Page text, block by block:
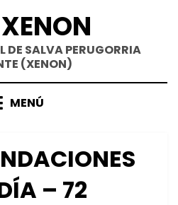
DE SALVA PERUGORRIA
(XENON)
MENÚ
– 72